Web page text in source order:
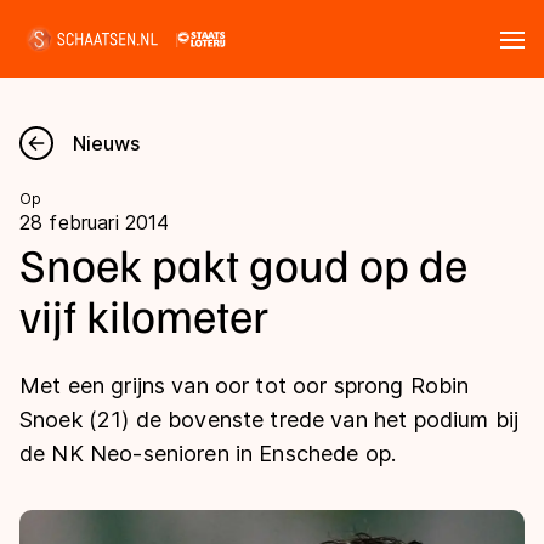
Nieuws
Kalender
Disciplines
Langebaan
Shorttrack
Uitslagen
Langebaan
Tijden & historie
Ranglijsten Langebaan
Nieuws
Op
28 februari 2014
Snoek pakt goud op de
vijf kilometer
Met een grijns van oor tot oor sprong Robin
Snoek (21) de bovenste trede van het podium bij
de NK Neo-senioren in Enschede op.